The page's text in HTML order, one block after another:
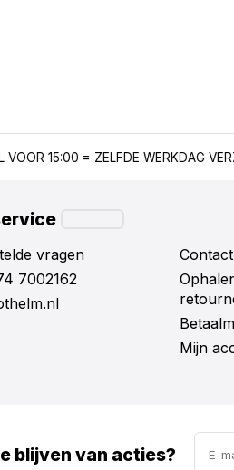
15:00 = ZELFDE WERKDAG
vragen
7002162
Contact
Mijn
blijven van acties?